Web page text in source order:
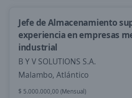
Jefe de Almacenamiento
experiencia en empresas
industrial
B Y V SOLUTIONS S.A.
Malambo, Atlántico
$ 5.000.000,00 (Mensual)